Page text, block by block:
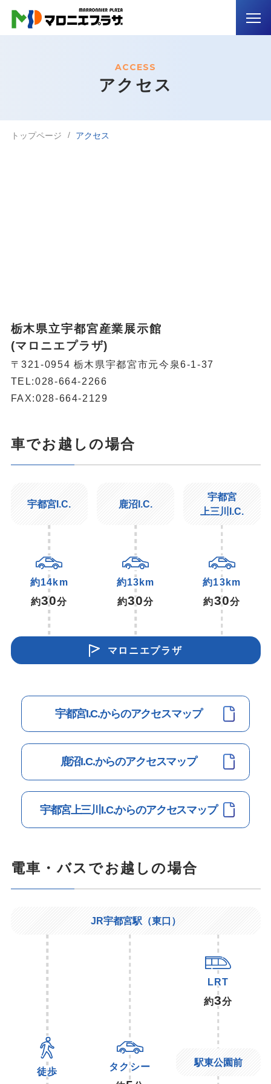
ACCESS
アクセス
トップページ アクセス
栃木県立宇都宮産業展示館
(マロニエプラザ)
〒321-0954 栃木県宇都宮市元今泉6-1-37
TEL:028-664-2266
FAX:028-664-2129
車でお越しの場合
宇都宮I.C.
約14km
約30分
鹿沼I.C.
約13km
約30分
宇都宮
上三川I.C.
約13km
約30分
マロニエプラザ
宇都宮I.C.からのアクセスマップ
鹿沼I.C.からのアクセスマップ
宇都宮上三川I.C.からのアクセスマップ
電車・バスでお越しの場合
JR宇都宮駅（東口）
徒歩
タクシー
LRT
約3分
駅東公園前